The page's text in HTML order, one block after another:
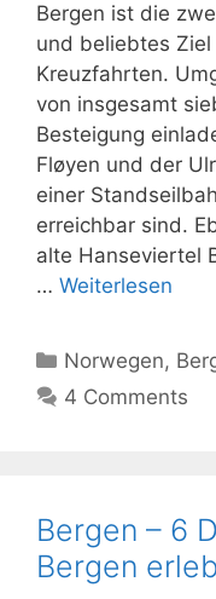
Bergen ist die
und beliebtes
Kreuzfahrten.
von insgesamt
Besteigung
Fløyen und der
einer
erreichbar sind.
alte Hanseviertel
… Weiterlesen
Kategorien
Norwegen,
4 Comments
Bergen – 6
Bergen